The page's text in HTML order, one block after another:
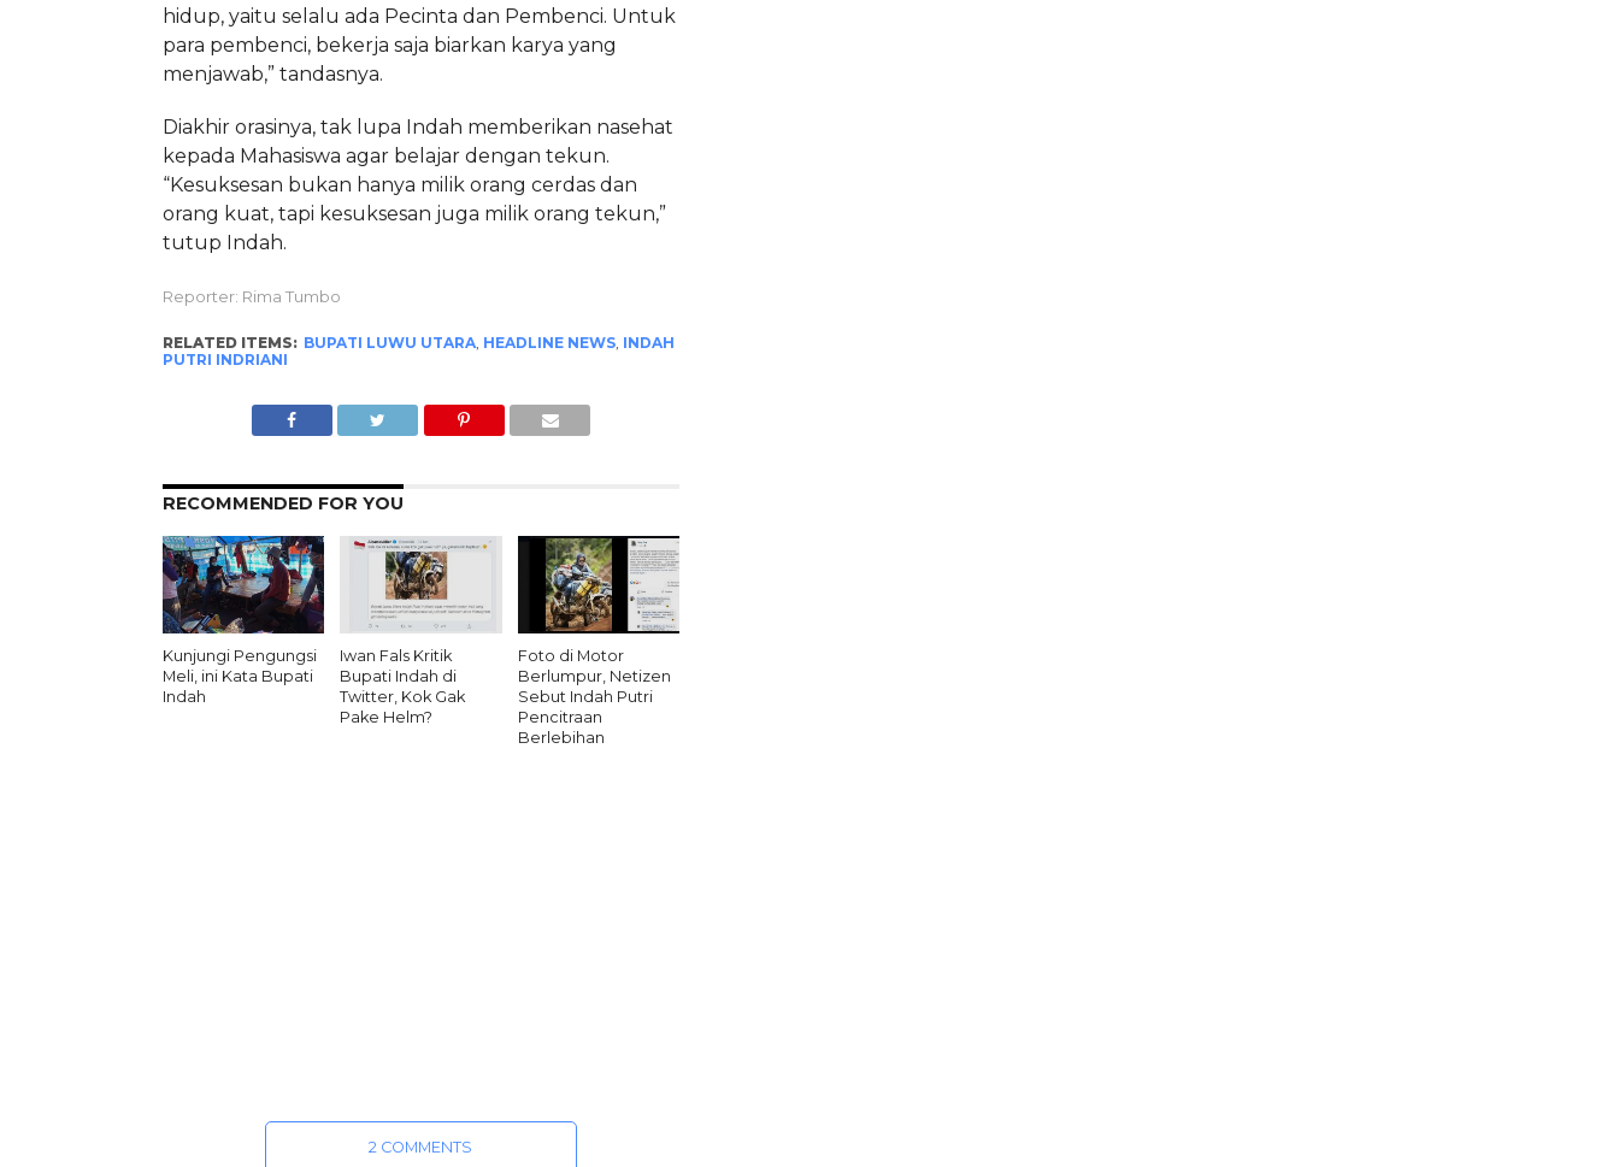
hidup, yaitu selalu ada Pecinta dan Pembenci. Untuk
para pembenci, bekerja saja biarkan karya yang
menjawab,” tandasnya.
Diakhir orasinya, tak lupa Indah memberikan nasehat
kepada Mahasiswa agar belajar dengan tekun.
“Kesuksesan bukan hanya milik orang cerdas dan
orang kuat, tapi kesuksesan juga milik orang tekun,”
tutup Indah.
Reporter: Rima Tumbo
RELATED ITEMS: BUPATI LUWU UTARA, HEADLINE NEWS, INDAH
PUTRI INDRIANI
RECOMMENDED FOR YOU
Kunjungi Pengungsi
Meli, ini Kata Bupati
Indah
Iwan Fals Kritik
Bupati Indah di
Twitter, Kok Gak
Pake Helm?
Foto di Motor
Berlumpur, Netizen
Sebut Indah Putri
Pencitraan
Berlebihan
2 COMMENTS